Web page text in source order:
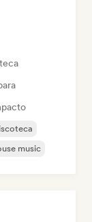
music